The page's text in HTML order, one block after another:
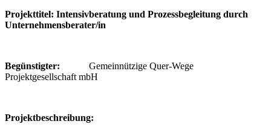
Projekttitel: Intensivberatung und Prozessbegleitung durch
Unternehmensberater/in
Begünstigter: Gemeinnützige Quer-Wege
Projektgesellschaft mbH
Projektbeschreibung: